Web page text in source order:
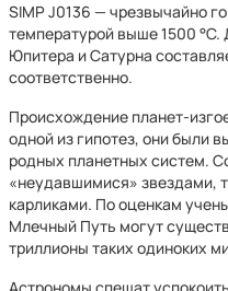
SIMP J0136 — чрезвычайно
температурой выше 1500
Юпитера и Сатурна
соответственно.
Происхождение планет-
одной из гипотез, они были
родных планетных систем.
«неудавшимися» звездами,
карликами. По оценкам
Млечный Путь могут
триллионы таких одиноких